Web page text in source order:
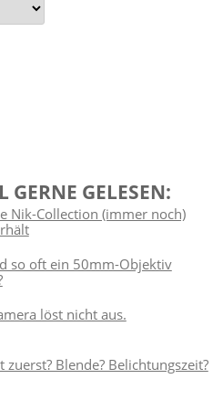
GERNE GELESEN:
Nik-Collection (immer noch)
so oft ein 50mm-Objektiv
löst nicht aus.
zuerst? Blende? Belichtungszeit?